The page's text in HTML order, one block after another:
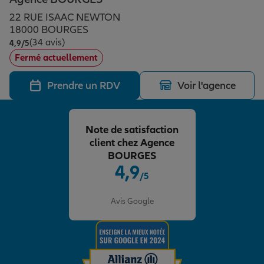
Assurance emprunteur
Prévoyance et dépendance
Assurance animal de compagnie
Protection de la famille
Protection juridique
Épargne & retraite
Plan épargne retraite
Assurance vie
Placements financiers
Investissements immobiliers
Transmission
Vos projets
Partir en vacances
Départ à la retraite
Préparer l’avenir
Conseil assurance
Assurance habitation
Le Pack Famille
Allianz en France
22 RUE ISAAC NEWTON
18000 BOURGES
4,9/5Note de 4.9 sur 5
(34 avis)
Fermé actuellement
Prendre un RDV Voir l'agence
4,9/5
Avis Google
Note de satisfaction
client chez Agence
BOURGES